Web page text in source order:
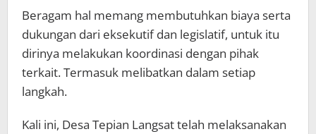
Beragam hal memang membutuhkan biaya serta
dukungan dari eksekutif dan legislatif, untuk itu
dirinya melakukan koordinasi dengan pihak
terkait. Termasuk melibatkan dalam setiap
langkah.
Kali ini, Desa Tepian Langsat telah melaksanakan